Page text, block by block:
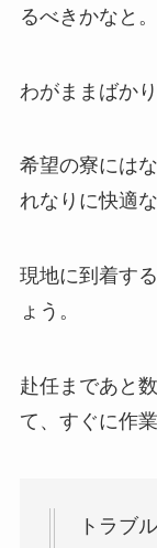
るべきかなと。
わがままばか
希望の寮には
れなりに快適
現地に到着す
ょう。
赴任まであと
て、すぐに作
トラブ